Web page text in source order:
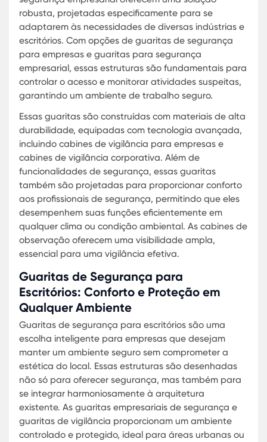
empresarial e cabines de vigilância para
da Karmod significa escolher a tranquilidade de
ambiente protegido por soluções de alta
Guaritas Empresariais: Segurança e
Tranquilidade para o Seu Escritório
Em um mundo empresarial onde a segurança é
prioridade crescente, as guaritas empresariais
desempenham um papel fundamental. Estas
estruturas são projetadas para fornecer um
de controle e observação que garante a
de instalações comerciais e escritórios. Com as
guaritas de segurança para empresas, você
garantia de que o acesso ao seu espaço é
monitorado por profissionais capacitados,
tecnologia de ponta para registrar e gerenciar
As guaritas para segurança de empresas são
customizáveis para atender às necessidades
específicas de cada local. Desde cabines de
vigilância empresarial até cabines de
cada modelo é construído para oferecer
máxima e conforto para os seguranças. Este
detalhe assegura que cada guarita empresarial
só serve como um ponto de segurança, mas
como uma demonstração do compromisso da
empresa com a segurança e bem-estar dos seus